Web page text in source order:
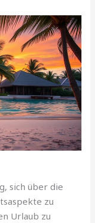
sich über die
zu
Urlaub zu